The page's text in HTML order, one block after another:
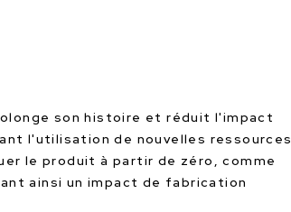
son histoire et réduit l'impact
l'utilisation de nouvelles ressources
le produit à partir de zéro, comme
ainsi un impact de fabrication